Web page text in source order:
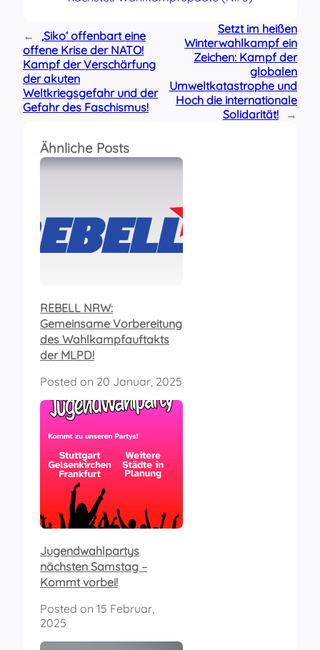
←
‚Siko‘ offenbart eine
offene Krise der NATO!
Kampf der Verschärfung
der akuten
Weltkriegsgefahr und der
Gefahr des Faschismus!
Setzt im heißen
Winterwahlkampf ein
Zeichen: Kampf der
globalen
Umweltkatastrophe und
Hoch die internationale
Solidarität!
→
Ähnliche Posts
REBELL NRW:
Gemeinsame Vorbereitung
des Wahlkampfauftakts
der MLPD!
Posted on 20 Januar, 2025
Jugendwahlpartys
nächsten Samstag –
Kommt vorbei!
Posted on 15 Februar,
2025